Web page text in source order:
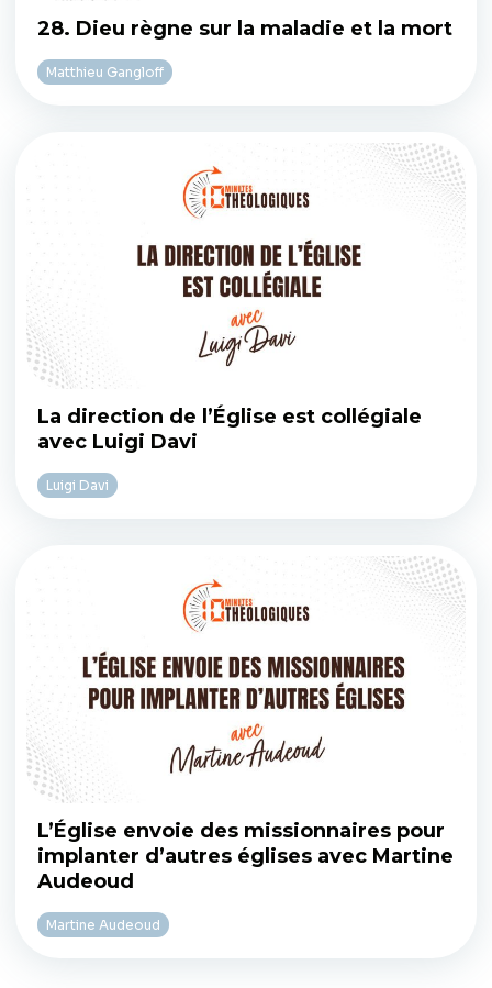
28. Dieu règne sur la maladie et la mort
Matthieu Gangloff
La direction de l’Église est collégiale
avec Luigi Davi
Luigi Davi
L’Église envoie des missionnaires pour
implanter d’autres églises avec Martine
Audeoud
Martine Audeoud